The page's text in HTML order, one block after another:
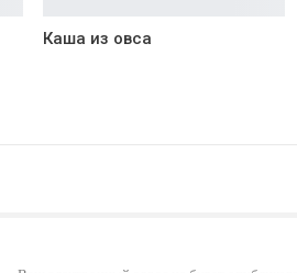
Каша из овса